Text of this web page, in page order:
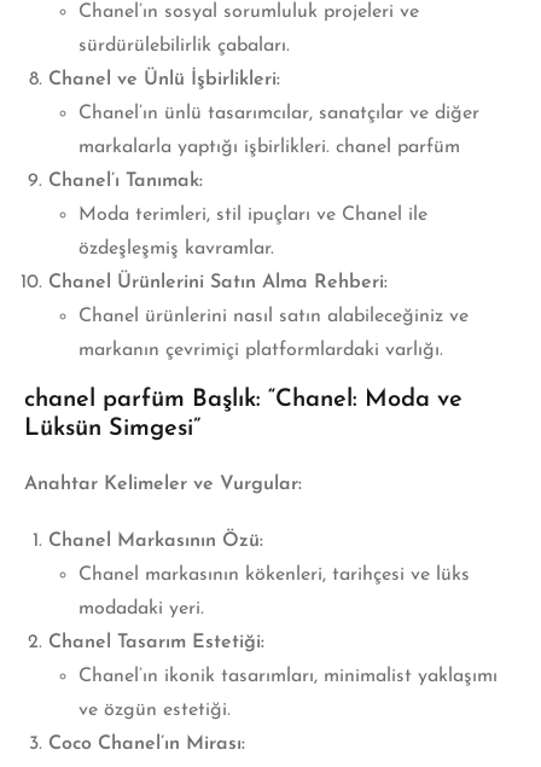
Chanel’ın sosyal sorumluluk projeleri ve
sürdürülebilirlik çabaları.
Chanel ve Ünlü İşbirlikleri:
Chanel’ın ünlü tasarımcılar, sanatçılar ve diğer
markalarla yaptığı işbirlikleri. chanel parfüm
Chanel’ı Tanımak:
Moda terimleri, stil ipuçları ve Chanel ile
özdeşleşmiş kavramlar.
Chanel Ürünlerini Satın Alma Rehberi:
Chanel ürünlerini nasıl satın alabileceğiniz ve
markanın çevrimiçi platformlardaki varlığı.
chanel parfüm Başlık: “Chanel: Moda ve
Lüksün Simgesi”
Anahtar Kelimeler ve Vurgular:
Chanel Markasının Özü:
Chanel markasının kökenleri, tarihçesi ve lüks
modadaki yeri.
Chanel Tasarım Estetiği:
Chanel’ın ikonik tasarımları, minimalist yaklaşımı
ve özgün estetiği.
Coco Chanel’ın Mirası: